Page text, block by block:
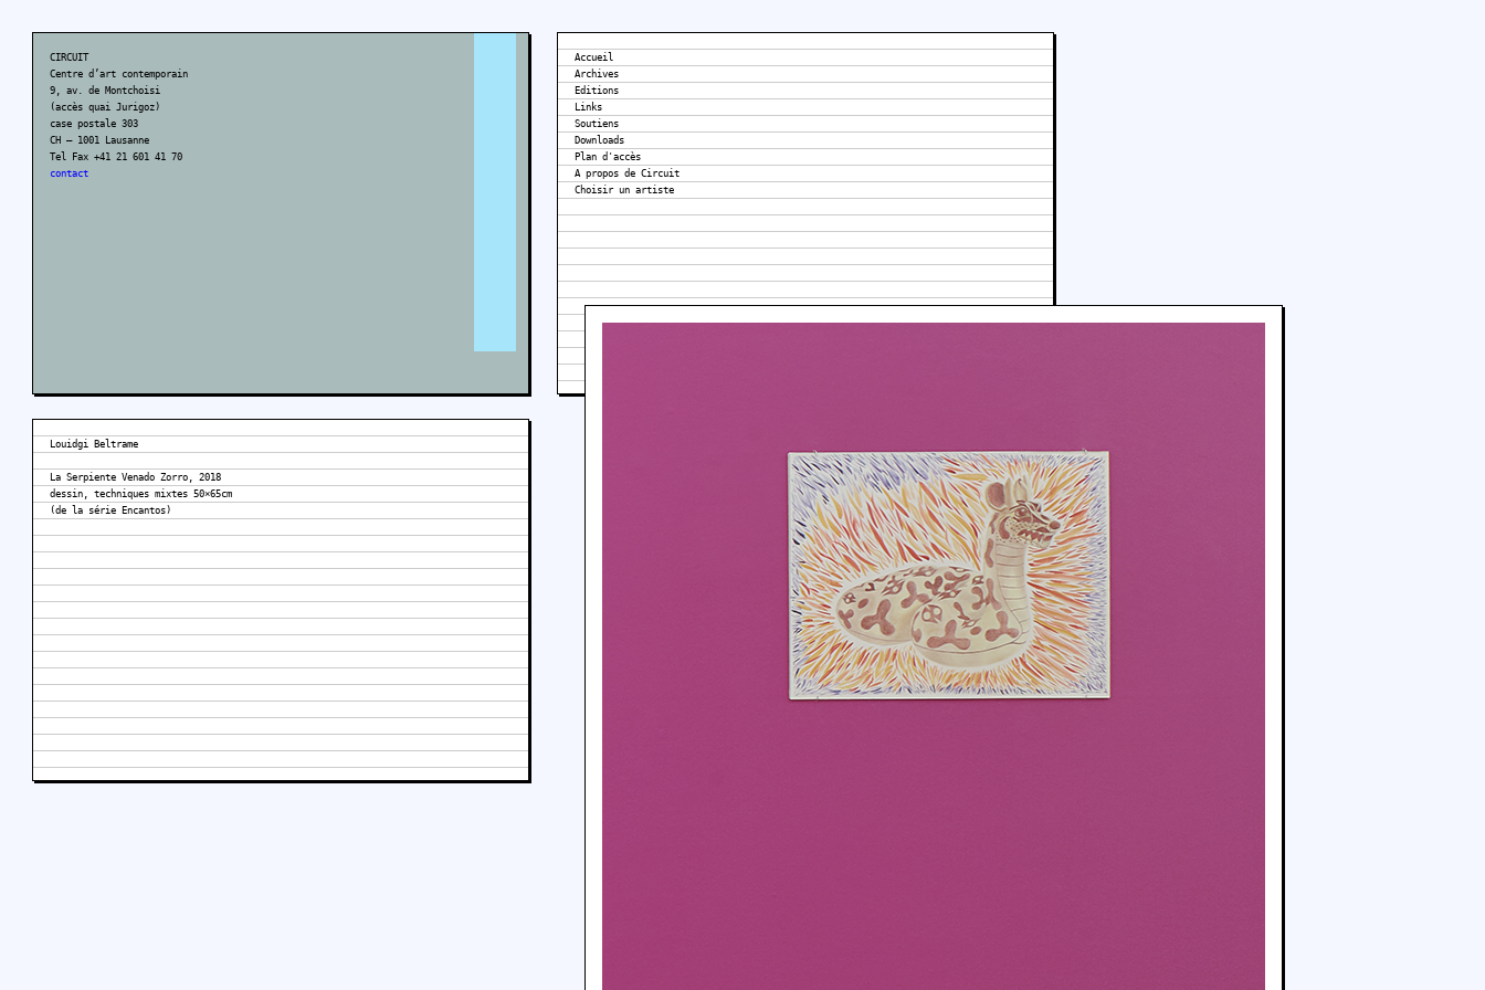
CIRCUIT
Centre d’art contemporain
9, av. de Montchoisi
(accès quai Jurigoz)
case postale 303
CH – 1001 Lausanne
Tel Fax +41 21 601 41 70
contact
Accueil
Archives
Editions
Links
Soutiens
Downloads
Plan d'accès
A propos de Circuit
Louidgi Beltrame
La Serpiente Venado Zorro, 2018
dessin, techniques mixtes 50×65cm
(de la série Encantos)